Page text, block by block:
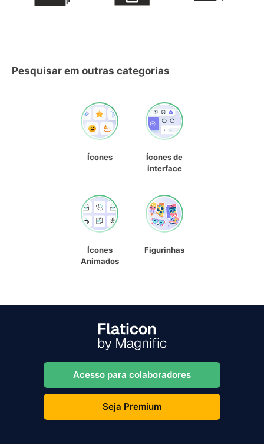
Pesquisar em outras categorias
Ícones
Ícones de
interface
Ícones
Animados
Figurinhas
Acesso para colaboradores
Seja Premium